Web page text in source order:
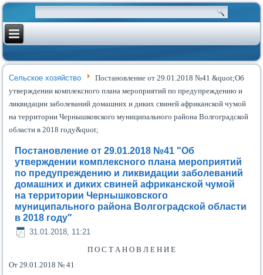
Сельское хозяйство
Постановление от 29.01.2018 №41 &quot;Об
утверждении комплексного плана мероприятий по предупреждению и
ликвидации заболеваний домашних и диких свиней африканской чумой
на территории Чернышковского муниципального района Волгоградской
области в 2018 году&quot;
Постановление от 29.01.2018 №41 "Об
утверждении комплексного плана мероприятий
по предупреждению и ликвидации заболеваний
домашних и диких свиней африканской чумой
на территории Чернышковского
муниципального района Волгоградской области
в 2018 году"
31.01.2018, 11:21
П О С Т А Н О В Л Е Н И Е
От 29.01.2018 № 41